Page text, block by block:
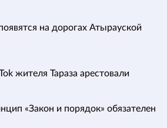
на дорогах Атырауской
жителя Тараза арестовали
«Закон и порядок» обязателен